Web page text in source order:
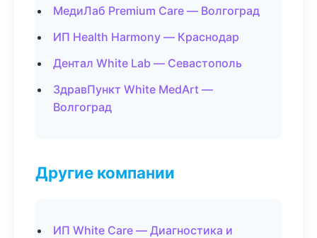
МедиЛаб Premium Care — Волгоград
ИП Health Harmony — Краснодар
Дентал White Lab — Севастополь
ЗдравПункт White MedArt —
Волгоград
Другие компании
ИП White Care — Диагностика и